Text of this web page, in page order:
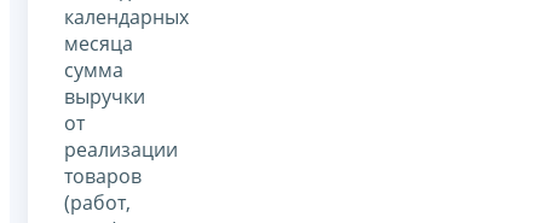
календарных
месяца
сумма
выручки
от
реализации
товаров
(работ,